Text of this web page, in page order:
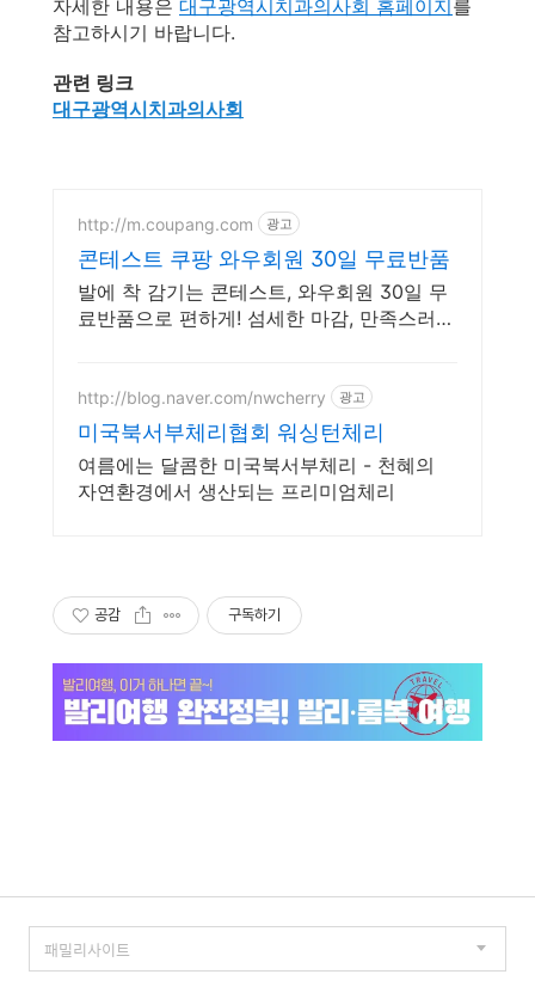
자세한 내용은 대구광역시치과의사회 홈페이지를
참고하시기 바랍니다.
관련 링크
대구광역시치과의사회
http://m.coupang.com 광고
콘테스트 쿠팡 와우회원 30일 무료반품
발에 착 감기는 콘테스트, 와우회원 30일 무
료반품으로 편하게! 섬세한 마감, 만족스러운
http://blog.naver.com/nwcherry 광고
미국북서부체리협회 워싱턴체리
여름에는 달콤한 미국북서부체리 - 천혜의
자연환경에서 생산되는 프리미엄체리
공감 구독하기